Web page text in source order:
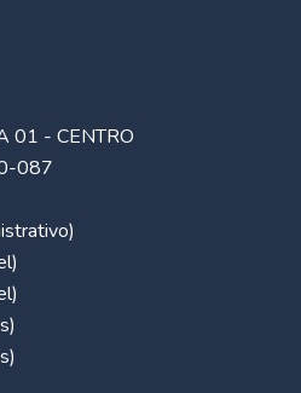
01 - CENTRO
087